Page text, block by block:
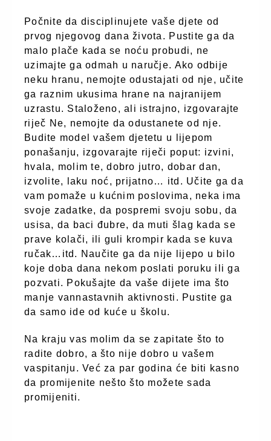
Počnite da disciplinujete vaše djete od
prvog njegovog dana života. Pustite ga da
malo plače kada se noću probudi, ne
uzimajte ga odmah u naručje. Ako odbije
neku hranu, nemojte odustajati od nje, učite
ga raznim ukusima hrane na najranijem
uzrastu. Staloženo, ali istrajno, izgovarajte
riječ Ne, nemojte da odustanete od nje.
Budite model vašem djetetu u lijepom
ponašanju, izgovarajte riječi poput: izvini,
hvala, molim te, dobro jutro, dobar dan,
izvolite, laku noć, prijatno… itd. Učite ga da
vam pomaže u kućnim poslovima, neka ima
svoje zadatke, da pospremi svoju sobu, da
usisa, da baci đubre, da muti šlag kada se
prave kolači, ili guli krompir kada se kuva
ručak…itd. Naučite ga da nije lijepo u bilo
koje doba dana nekom poslati poruku ili ga
pozvati. Pokušajte da vaše dijete ima što
manje vannastavnih aktivnosti. Pustite ga
da samo ide od kuće u školu.
Na kraju vas molim da se zapitate što to
radite dobro, a što nije dobro u vašem
vaspitanju. Već za par godina će biti kasno
da promijenite nešto što možete sada
promijeniti.